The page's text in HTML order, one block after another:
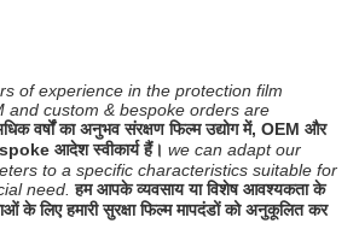
of experience in the protection film
and custom & bespoke orders are
वर्षों का अनुभव संरक्षण फिल्म उद्योग में, OEM और
आदेश स्वीकार्य हैं। we can adapt our
to a specific characteristics suitable for
need. हम आपके व्यवसाय या विशेष आवश्यकता के
के लिए हमारी सुरक्षा फिल्म मापदंडों को अनुकूलित कर